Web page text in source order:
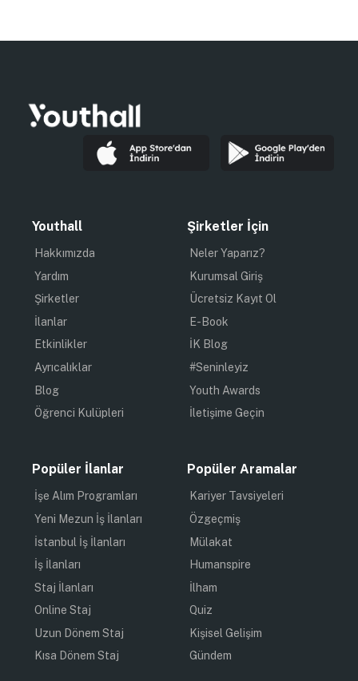
Youthall
Hakkımızda
Yardım
Şirketler
İlanlar
Etkinlikler
Ayrıcalıklar
Blog
Öğrenci Kulüpleri
Şirketler İçin
Neler Yaparız?
Kurumsal Giriş
Ücretsiz Kayıt Ol
E-Book
İK Blog
#Seninleyiz
Youth Awards
İletişime Geçin
Popüler İlanlar
İşe Alım Programları
Yeni Mezun İş İlanları
İstanbul İş İlanları
İş İlanları
Staj İlanları
Online Staj
Uzun Dönem Staj
Kısa Dönem Staj
Popüler Aramalar
Kariyer Tavsiyeleri
Özgeçmiş
Mülakat
Humanspire
İlham
Quiz
Kişisel Gelişim
Gündem